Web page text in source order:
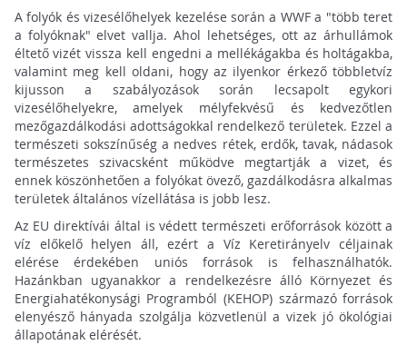
A folyók és vizesélőhelyek kezelése során a WWF a "több teret
a folyóknak" elvet vallja. Ahol lehetséges, ott az árhullámok
éltető vizét vissza kell engedni a mellékágakba és holtágakba,
valamint meg kell oldani, hogy az ilyenkor érkező többletvíz
kijusson a szabályozások során lecsapolt egykori
vizesélőhelyekre, amelyek mélyfekvésű és kedvezőtlen
mezőgazdálkodási adottságokkal rendelkező területek. Ezzel a
természeti sokszínűség a nedves rétek, erdők, tavak, nádasok
természetes szivacsként működve megtartják a vizet, és
ennek köszönhetően a folyókat övező, gazdálkodásra alkalmas
területek általános vízellátása is jobb lesz.
Az EU direktívái által is védett természeti erőforrások között a
víz előkelő helyen áll, ezért a Víz Keretirányelv céljainak
elérése érdekében uniós források is felhasználhatók.
Hazánkban ugyanakkor a rendelkezésre álló Környezet és
Energiahatékonysági Programból (KEHOP) származó források
elenyésző hányada szolgálja közvetlenül a vizek jó ökológiai
állapotának elérését.